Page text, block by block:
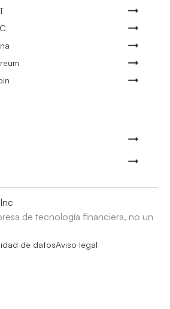
de tecnología financiera, no un
de datosAviso legal